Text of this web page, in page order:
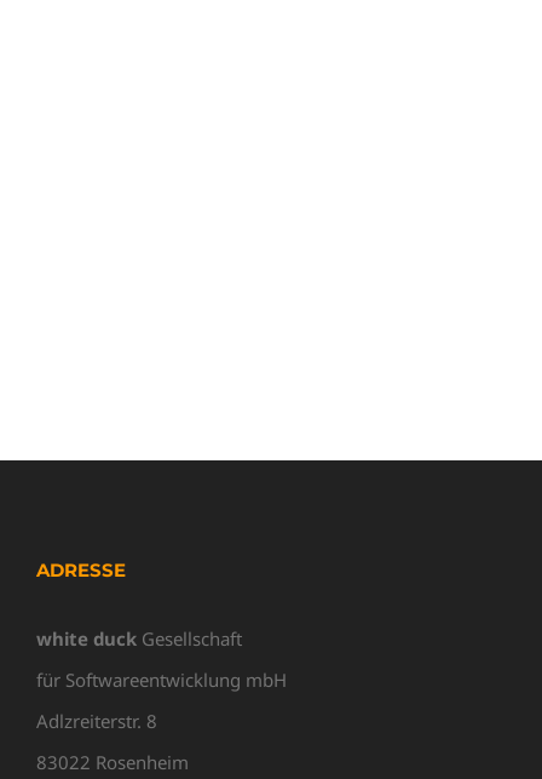
ADRESSE
white duck Gesellschaft
für Softwareentwicklung mbH
Adlzreiterstr. 8
83022 Rosenheim